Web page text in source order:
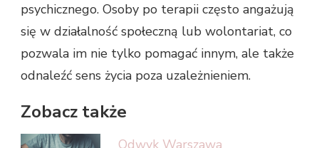
psychicznego. Osoby po terapii często angażują
się w działalność społeczną lub wolontariat, co
pozwala im nie tylko pomagać innym, ale także
odnaleźć sens życia poza uzależnieniem.
Zobacz także
Odwyk Warszawa